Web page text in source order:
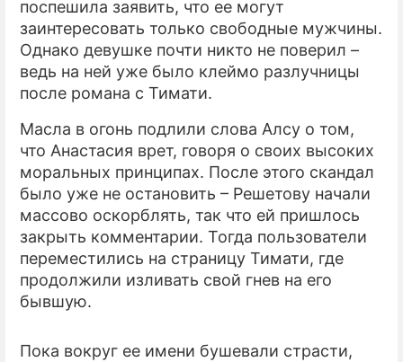
поспешила заявить, что ее могут
заинтересовать только свободные мужчины.
Однако девушке почти никто не поверил –
ведь на ней уже было клеймо разлучницы
после романа с Тимати.
Масла в огонь подлили слова Алсу о том,
что Анастасия врет, говоря о своих высоких
моральных принципах. После этого скандал
было уже не остановить – Решетову начали
массово оскорблять, так что ей пришлось
закрыть комментарии. Тогда пользователи
переместились на страницу Тимати, где
продолжили изливать свой гнев на его
бывшую.
Пока вокруг ее имени бушевали страсти,